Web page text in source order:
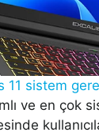
11 sistem
ve en